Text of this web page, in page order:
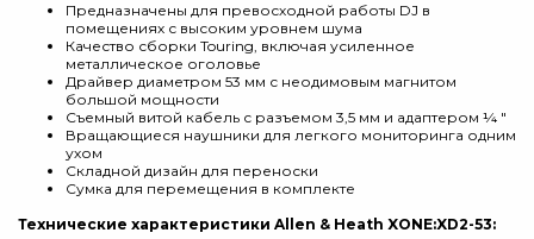
Предназначены для превосходной работы DJ в
помещениях с высоким уровнем шума
Качество сборки Touring, включая усиленное
металлическое оголовье
Драйвер диаметром 53 мм с неодимовым магнитом
большой мощности
Съемный витой кабель с разъемом 3,5 мм и адаптером ¼ "
Вращающиеся наушники для легкого мониторинга одним
ухом
Складной дизайн для переноски
Сумка для перемещения в комплекте
Технические характеристики Allen & Heath XONE:XD2-53: